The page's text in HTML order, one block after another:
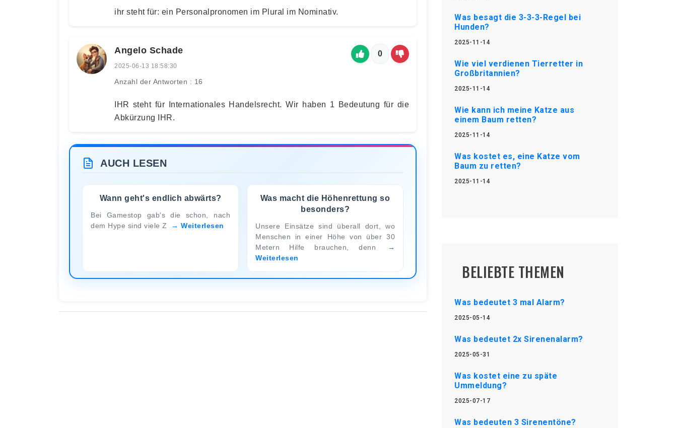
ihr steht für: ein Personalpronomen im Plural im Nominativ.
Angelo Schade
2025-06-13 18:58:30
Anzahl der Antworten : 16
0
IHR steht für Internationales Handelsrecht. Wir haben 1 Bedeutung für die
Abkürzung IHR.
AUCH LESEN
Wann geht's endlich abwärts?
Bei Gamestop gab's die schon, nach
dem Hype sind viele Z
Weiterlesen
Was macht die Höhenrettung so
besonders?
Unsere Einsätze sind überall dort, wo
Menschen in einer Höhe von über 30
Metern Hilfe brauchen, denn
Weiterlesen
Was besagt die 3-3-3-Regel bei
Hunden?
2025-11-14
Wie viel verdienen Tierretter in
Großbritannien?
2025-11-14
Wie kann ich meine Katze aus
einem Baum retten?
2025-11-14
Was kostet es, eine Katze vom
Baum zu retten?
2025-11-14
BELIEBTE THEMEN
Was bedeutet 3 mal Alarm?
2025-05-14
Was bedeutet 2x Sirenenalarm?
2025-05-31
Was kostet eine zu späte
Ummeldung?
2025-07-17
Was bedeuten 3 Sirenentöne?